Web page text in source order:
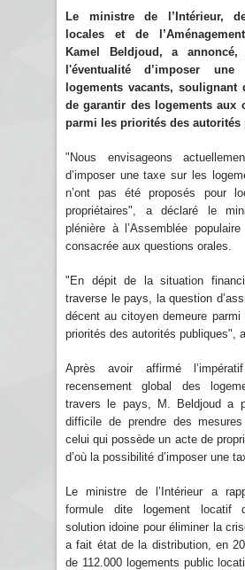
Le ministre de l’Intérieur,
locales et de
Kamel Beldjoud, a
l'éventualité d’imposer
logements vacants, soulignant
de garantir des logements aux
parmi les priorités des autorités
"Nous envisageons
d’imposer une taxe sur les
n’ont pas été proposés pour
propriétaires", a déclaré le
plénière à l’Assemblée
consacrée aux questions orales.
"En dépit de la situation
traverse le pays, la question
décent au citoyen demeure parmi
priorités des autorités publiques",
Après avoir affirmé
recensement global des
travers le pays, M. Beldjoud a
difficile de prendre des
celui qui possède un acte de
d’où la possibilité d’imposer une
Le ministre de l’Intérieur a
formule dite logement locatif
solution idoine pour éliminer la
a fait état de la distribution, en
de 112.000 logements public